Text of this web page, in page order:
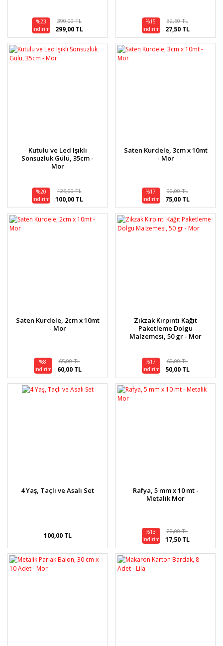
%23
indirim
390,00 TL
299,00 TL
%15
indirim
32,50 TL
27,50 TL
Kutulu ve Led Işıklı
Sonsuzluk Gülü, 35cm -
Mor
%20
indirim
125,00 TL
100,00 TL
Saten Kurdele, 3cm x 10mt
- Mor
%17
indirim
90,00 TL
75,00 TL
Saten Kurdele, 2cm x 10mt
- Mor
%8
indirim
65,00 TL
60,00 TL
Zikzak Kırpıntı Kağıt
Paketleme Dolgu
Malzemesi, 50 gr - Mor
%17
indirim
60,00 TL
50,00 TL
4 Yaş, Taçlı ve Asalı Set
100,00 TL
Rafya, 5 mm x 10 mt -
Metalik Mor
%13
indirim
20,00 TL
17,50 TL